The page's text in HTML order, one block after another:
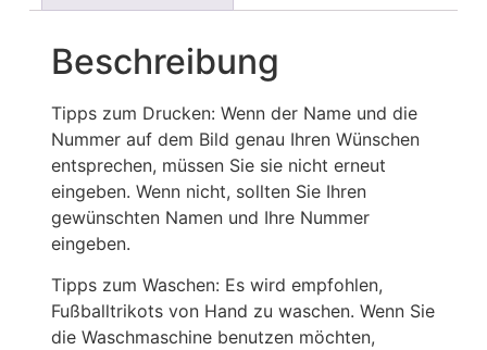
Beschreibung
Tipps zum Drucken: Wenn der Name und die
Nummer auf dem Bild genau Ihren Wünschen
entsprechen, müssen Sie sie nicht erneut
eingeben. Wenn nicht, sollten Sie Ihren
gewünschten Namen und Ihre Nummer
eingeben.
Tipps zum Waschen: Es wird empfohlen,
Fußballtrikots von Hand zu waschen. Wenn Sie
die Waschmaschine benutzen möchten,